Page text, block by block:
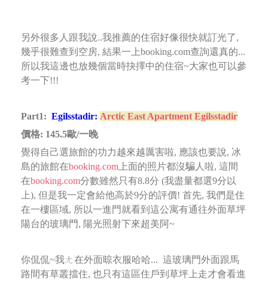
另外很多人跟我說..我推薦的住宿好像很快就訂光了,
幾乎很難查到空房, 結果一上booking.com查詢還真的...
所以我這邊也放幾個當時抉擇中的住宿~大家也可以參
考一下!!!
Part1: Egilsstadir: Arctic East Apartment Egilsstadir
價格: 145.5歐/一晚
覺得自己選旅館的功力越來越厲害啦, 應該也要說, 冰
島的旅館在booking.com 上面的照片都沒騙人啦, 這間
在booking.com分數雖然只有8.8分 (我盡量都選9分以
上), 但是我一定會給他高於9分的評價! 首先, 我們是住
在一樓區域, 所以一進門就看到這公寓有通往外面草坪
陽台的玻璃門, 陽光照射下來超美阿~
你侃侃~我ㄤ在外面晾衣服哈哈... 這玻璃門外面跟馬
路間有草叢擋住, 也只有這區住戶到草坪上走才會看進